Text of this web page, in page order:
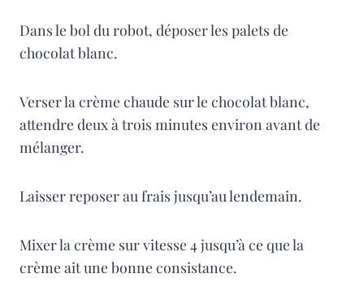
Dans le bol du robot, déposer les palets de
chocolat blanc.
Verser la crème chaude sur le chocolat blanc,
attendre deux à trois minutes environ avant de
mélanger.
Laisser reposer au frais jusqu’au lendemain.
Mixer la crème sur vitesse 4 jusqu’à ce que la
crème ait une bonne consistance.